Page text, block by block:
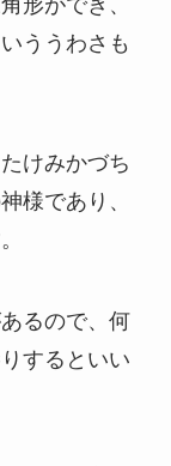
ううわさも
けみかづち
様であり、
るので、何
するといい